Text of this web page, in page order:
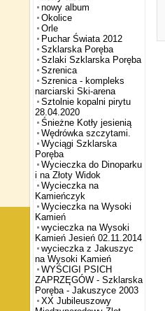
nowy album
Okolice
Orle
Puchar Świata 2012
Szklarska Poręba
Szlaki Szklarska Poręba
Szrenica
Szrenica - kompleks
narciarski Ski-arena
Sztolnie kopalni pirytu
28.04.2020
Śnieżne Kotły jesienią
Wędrówka szczytami.
Wyciągi Szklarska
Poręba
Wycieczka do Dinoparku
i na Złoty Widok
Wycieczka na
Kamieńczyk
Wycieczka na Wysoki
Kamień
wycieczka na Wysoki
Kamień Jesień 02.11.2014
wycieczka z Jakuszyc
na Wysoki Kamień
WYŚCIGI PSICH
ZAPRZĘGÓW - Szklarska
Poręba - Jakuszyce 2003
XX Jubileuszowy